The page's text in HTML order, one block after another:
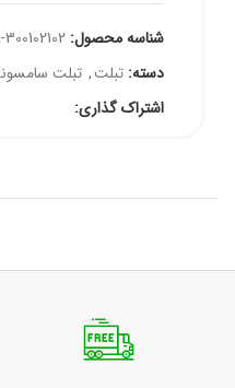
شناسه محصول:
دسته: تبلت, تبلت
اشتراک گذاری: